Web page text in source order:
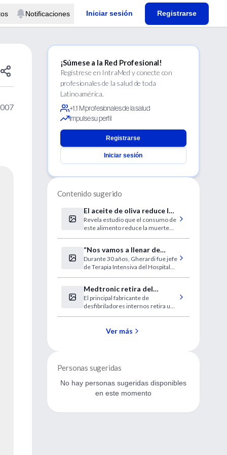
Notificaciones Iniciar sesión Registrarse
¡Súmese a la Red Profesional!
Regístrese en IntraMed y conecte con
profesionales de la salud de toda
Latinoamérica.
+1.1 M profesionales de la salud
Impulse su perfil
Registrarse
Iniciar sesión
Contenido sugerido
El aceite de oliva reduce los
efectos negativos de las
grasas
Revela estudio que el consumo de
este alimento reduce la muerte
tras la ingesta de grasas
“Nos vamos a llenar de
enfermos en estado
vegetativo”
Durante 30 años, Gherardi fue jefe
de Terapia Intensiva del Hospital
Medtronic retira del
mercado un cable de
desfibriladores (CDI)
El principal fabricante de
desfibriladores internos retira un
Ver más
Personas sugeridas
No hay personas sugeridas disponibles
en este momento